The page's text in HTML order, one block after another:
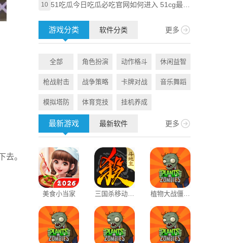
去。
10 51吃瓜今日吃瓜必吃官网如何进入 51cg最新
游戏分类 软件分类 更多
全部 角色扮演 动作格斗 休闲益智
枪战射击 战争策略 卡牌对战 音乐舞蹈
模拟塔防 体育竞技 挂机养成
最新游戏 最新软件 更多
美食小当家
三国杀移动版
oppo渠道服
植物大战僵尸
1原版